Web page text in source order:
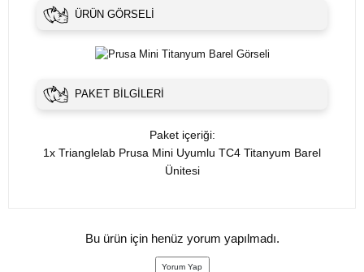
ÜRÜN GÖRSELI
PAKET BILGILERI
Paket içeriği:
1x Trianglelab Prusa Mini Uyumlu TC4 Titanyum Barel
Ünitesi
Bu ürün için henüz yorum yapılmadı.
Yorum Yap